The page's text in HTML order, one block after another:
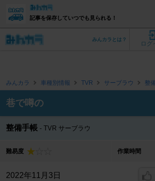
記事を保存していつでも見られる！
ログ
みんカラとは？
みんカラ 車種別情報 TVR サーブラウ 整
巷で噂の
整備手帳 TVR サーブラウ
難易度 作業時間
2022年11月3日